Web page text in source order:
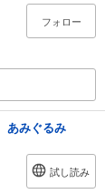
フォロー
みぐるみ
試し読み